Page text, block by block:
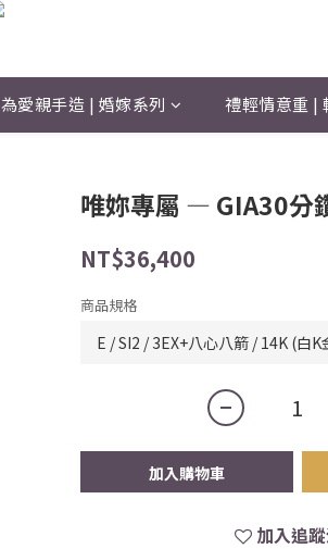
為愛親手造 | 婚嫁系列 禮輕情意重 |
唯妳專屬 — GIA30分
NT$36,400
商品規格
加入購物車
加入追